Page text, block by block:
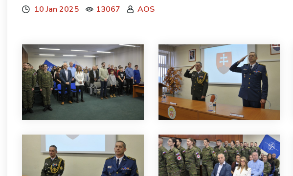
10 Jan 2025 13067 AOS